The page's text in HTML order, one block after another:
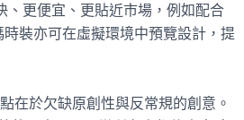
、更便宜、更貼近市場，例如配合
裝亦可在虛擬環境中預覽設計，提
在於欠缺原創性與反常規的創意。